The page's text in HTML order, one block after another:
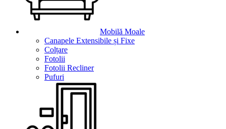
Mobilă Moale
Canapele Extensibile și Fixe
Colțare
Fotolii
Fotolii Recliner
Pufuri